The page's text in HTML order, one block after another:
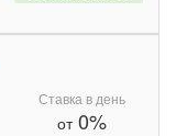
Ставка в день
от0%